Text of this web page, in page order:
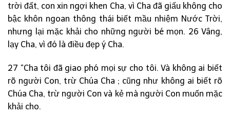
trời đất, con xin ngợi khen Cha, vì Cha đã giấu không cho
bậc khôn ngoan thông thái biết mầu nhiệm Nước Trời,
nhưng lại mặc khải cho những người bé mọn. 26 Vâng,
lạy Cha, vì đó là điều đẹp ý Cha.
27 “Cha tôi đã giao phó mọi sự cho tôi. Và không ai biết
rõ người Con, trừ Chúa Cha ; cũng như không ai biết rõ
Chúa Cha, trừ người Con và kẻ mà người Con muốn mặc
khải cho.